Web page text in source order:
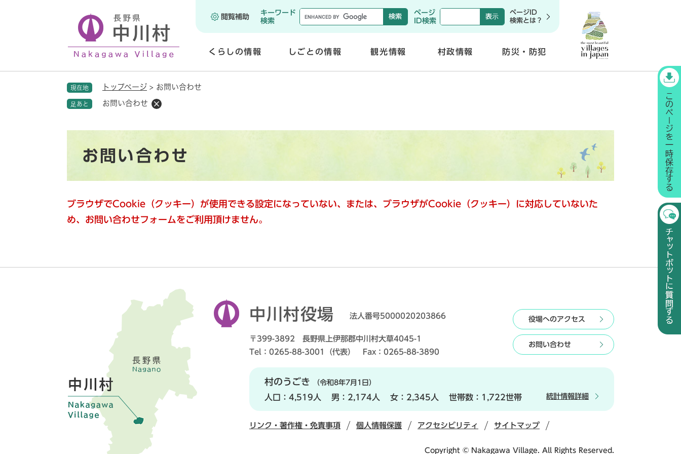
メニューを飛ばして本文へ
閲覧補助
キーワード
検索
ページ
ID検索
ページID
検索とは？
くらしの情報
く
しごとの情報 観光情報 村政情報 防災・防犯
現在地 トップページ > お問い合わせ
足あと お問い合わせ
お問い合わせ
ブラウザでCookie（クッキー）が使用できる設定になっていない、または、ブラウザがCookie（クッキー）に対応していないた
め、お問い合わせフォームをご利用頂けません。
中川村役場 法人番号5000020203866
〒399-3892 長野県上伊那郡中川村大草4045-1
Tel：0265-88-3001（代表） Fax：0265-88-3890
役場へのアクセス
お問い合わせ
村のうごき （令和8年7月1日）
人口： 4,519人 男： 2,174人 女： 2,345人 世帯数： 1,722世帯 統計情報詳細
リンク・著作権・免責事項 個人情報保護 アクセシビリティ サイトマップ
Copyright © Nakagawa Village. All Rights Reserved.